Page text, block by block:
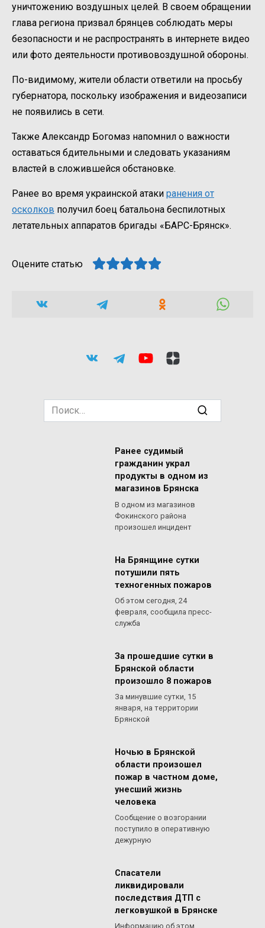
уничтожению воздушных целей. В своем обращении
глава региона призвал брянцев соблюдать меры
безопасности и не распространять в интернете видео
или фото деятельности противовоздушной обороны.
По-видимому, жители области ответили на просьбу
губернатора, поскольку изображения и видеозаписи
не появились в сети.
Также Александр Богомаз напомнил о важности
оставаться бдительными и следовать указаниям
властей в сложившейся обстановке.
Ранее во время украинской атаки ранения от
осколков получил боец батальона беспилотных
летательных аппаратов бригады «БАРС-Брянск».
Оцените статью
Search
for:
Ранее судимый
гражданин украл
продукты в одном из
магазинов Брянска
В одном из магазинов
Фокинского района
произошел инцидент
На Брянщине сутки
потушили пять
техногенных пожаров
Об этом сегодня, 24
февраля, сообщила пресс-
служба
За прошедшие сутки в
Брянской области
произошло 8 пожаров
За минувшие сутки, 15
января, на территории
Брянской
Ночью в Брянской
области произошел
пожар в частном доме,
унесший жизнь
человека
Сообщение о возгорании
поступило в оперативную
дежурную
Спасатели
ликвидировали
последствия ДТП с
легковушкой в Брянске
Информацию об этом